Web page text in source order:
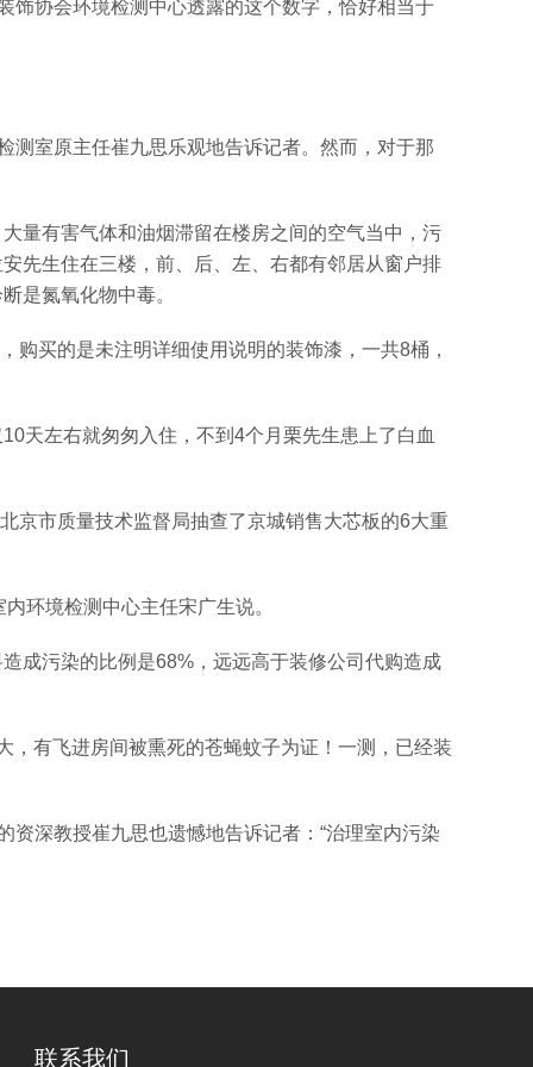
饰协会环境检测中心透露的这个数字，恰好相当于
测室原主任崔九思乐观地告诉记者。然而，对于那
量有害气体和油烟滞留在楼房之间的空气当中，污
先生住在三楼，前、后、左、右都有邻居从窗户排
是氮氧化物中毒。
买的是未注明详细使用说明的装饰漆，一共8桶，
天左右就匆匆入住，不到4个月栗先生患上了白血
京市质量技术监督局抽查了京城销售大芯板的6大重
环境检测中心主任宋广生说。
成污染的比例是68%，远远高于装修公司代购造成
有飞进房间被熏死的苍蝇蚊子为证！一测，已经装
资深教授崔九思也遗憾地告诉记者：“治理室内污染
联系我们